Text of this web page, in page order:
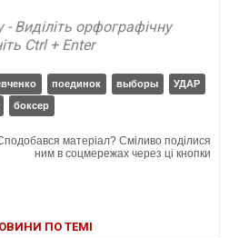
Виділіть орфографічну
Ctrl + Enter
поединок выборы
УДАР
боксер
матеріал? Сміливо поділися
ним в соцмережах через ці кнопки
ПО ТЕМІ